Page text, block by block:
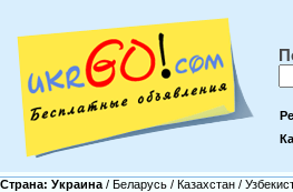
Страна: Украина / Беларусь / Казахстан /